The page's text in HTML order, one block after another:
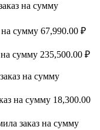
на сумму
сумму 67,990.00 ₽
сумму 235,500.00 ₽
на сумму
на сумму 18,300.00
заказ на сумму